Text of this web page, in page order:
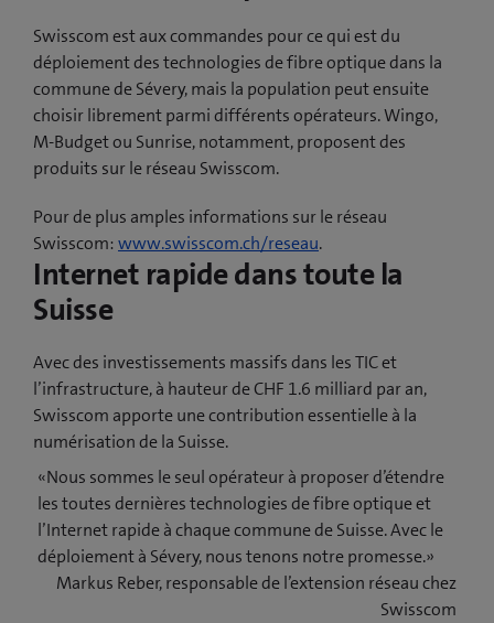
Swisscom est aux commandes pour ce qui est du
déploiement des technologies de fibre optique dans la
commune de Sévery, mais la population peut ensuite
choisir librement parmi différents opérateurs. Wingo,
M-Budget ou Sunrise, notamment, proposent des
produits sur le réseau Swisscom.
Pour de plus amples informations sur le réseau
Swisscom: www.swisscom.ch/reseau.
Internet rapide dans toute la
Suisse
Avec des investissements massifs dans les TIC et
l’infrastructure, à hauteur de CHF 1.6 milliard par an,
Swisscom apporte une contribution essentielle à la
numérisation de la Suisse.
«Nous sommes le seul opérateur à proposer d’étendre
les toutes dernières technologies de fibre optique et
l’Internet rapide à chaque commune de Suisse. Avec le
déploiement à Sévery, nous tenons notre promesse.»
Markus Reber, responsable de l’extension réseau chez
Swisscom